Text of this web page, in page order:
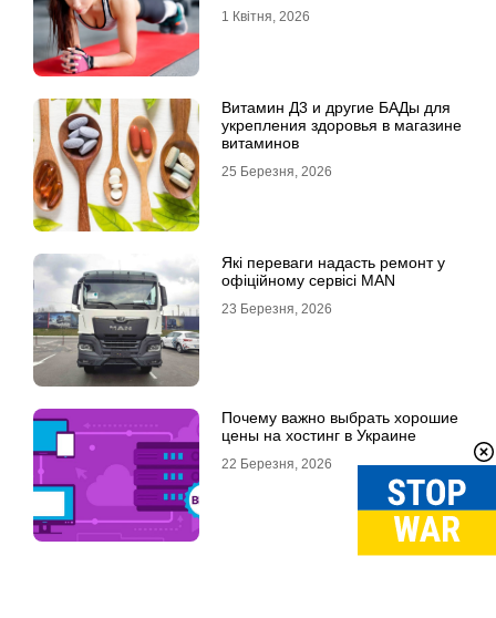
1 Квітня, 2026
Витамин Д3 и другие БАДы для
укрепления здоровья в магазине
витаминов
25 Березня, 2026
Які переваги надасть ремонт у
офіційному сервісі MAN
23 Березня, 2026
Почему важно выбрать хорошие
цены на хостинг в Украине
22 Березня, 2026